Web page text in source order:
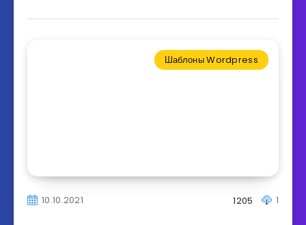
Шаблоны Wordpress
10.10.2021 1
1205